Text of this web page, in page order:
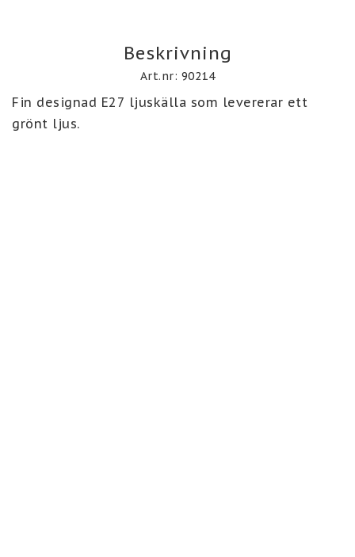
Beskrivning
Art.nr: 90214
Fin designad E27 ljuskälla som levererar ett
grönt ljus.